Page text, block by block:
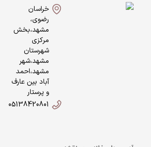
خراسان
رضوی،
مشهد،بخش
مرکزی
شهرستان
مشهد،شهر
مشهد،احمد
آباد بین عارف
و پرستار
05138420801